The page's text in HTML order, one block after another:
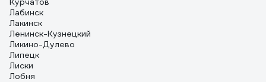
Лабинск
Лакинск
Ленинск-Кузнецкий
Ликино-Дулево
Липецк
Лиски
Лобня